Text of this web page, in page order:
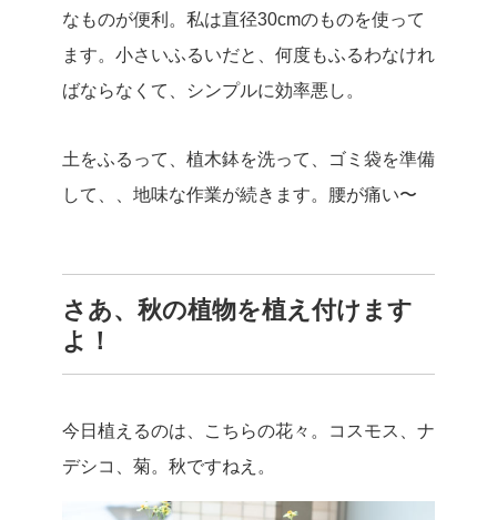
なものが便利。私は直径30cmのものを使って
ます。小さいふるいだと、何度もふるわなけれ
ばならなくて、シンプルに効率悪し。
土をふるって、植木鉢を洗って、ゴミ袋を準備
して、、地味な作業が続きます。腰が痛い〜
さあ、秋の植物を植え付けます
よ！
今日植えるのは、こちらの花々。コスモス、ナ
デシコ、菊。秋ですねえ。